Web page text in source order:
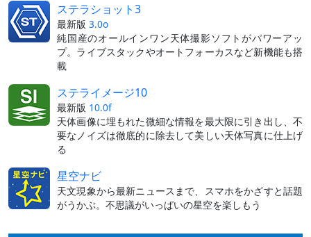
ステラショット3
最新版 3.0o
純国産のオールインワン天体撮影ソフトがパワーアッ
プ。ライブスタックやオートフォーカスなど新機能も搭
載
ステライメージ10
最新版 10.0f
天体画像に埋もれた微細な情報を最大限に引き出し、不
要なノイズは徹底的に除去して美しい天体写真に仕上げ
る
星空ナビ
天文現象から最新ニュースまで、スマホをかざすと話題
がうかぶ。不思議がいっぱいの星空を楽しもう